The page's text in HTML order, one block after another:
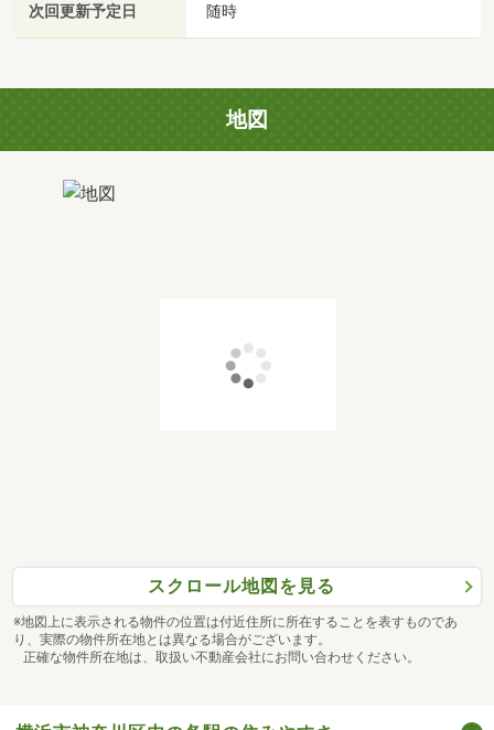
次回更新予定日 随時
地図
スクロール地図を見る
※地図上に表示される物件の位置は付近住所に所在することを表すものであ
り、実際の物件所在地とは異なる場合がございます。
正確な物件所在地は、取扱い不動産会社にお問い合わせください。